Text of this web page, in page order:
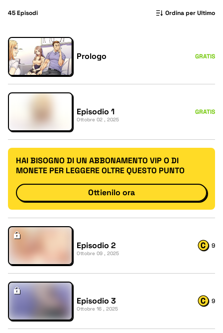
45Episodi Ordina per Ultimo
Prologo GRATIS
Episodio 1
Ottobre 02 , 2025
GRATIS
HAI BISOGNO DI UN ABBONAMENTO VIP O DI
MONETE PER LEGGERE OLTRE QUESTO PUNTO
Ottienilo ora
Episodio 2
Ottobre 09 , 2025
9
Episodio 3
Ottobre 16 , 2025
9